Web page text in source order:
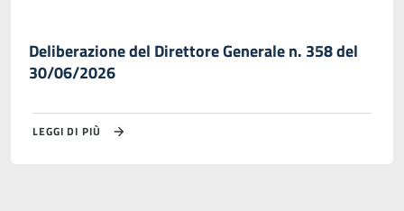
Deliberazione del Direttore Generale n. 358 del
30/06/2026
LEGGI DI PIÙ